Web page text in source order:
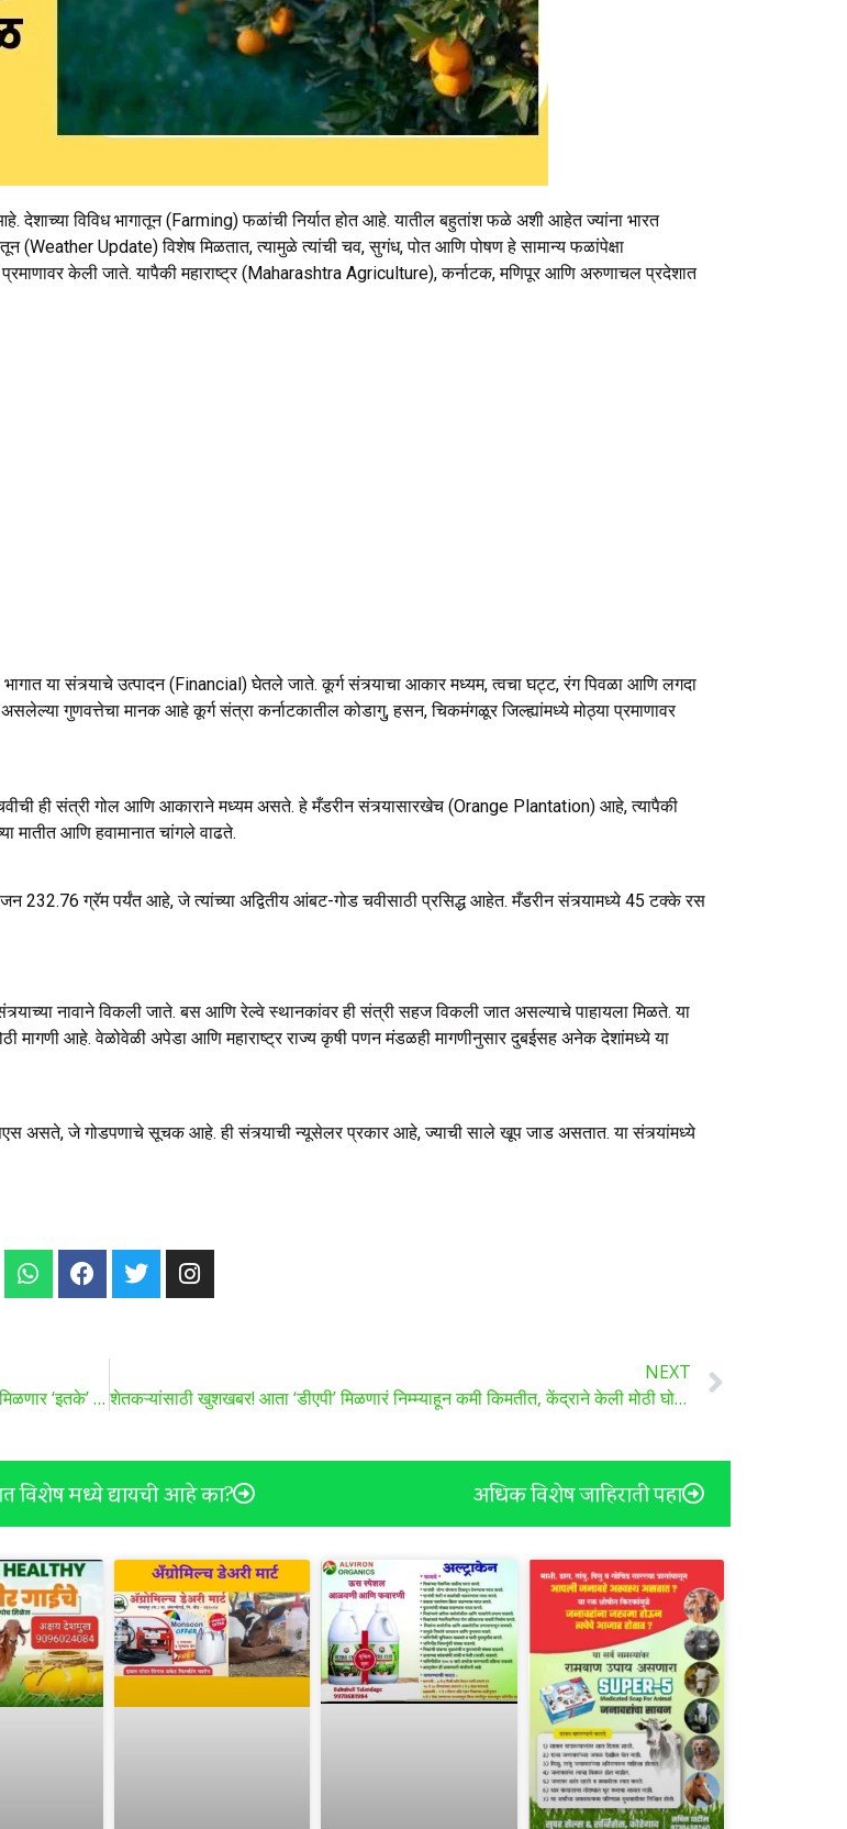
विविध भागातून (Farming) फळांची निर्यात होत आहे. यातील बहुतांश फळे अशी आहेत ज्यांना भारत
(Weather Update) विशेष मिळतात, त्यामुळे त्यांची चव, सुगंध, पोत आणि पोषण हे सामान्य फळांपेक्षा
केली जाते. यापैकी महाराष्ट्र (Maharashtra Agriculture), कर्नाटक, मणिपूर आणि अरुणाचल प्रदेशात
या संत्र्याचे उत्पादन (Financial) घेतले जाते. कूर्ग संत्र्याचा आकार मध्यम, त्वचा घट्ट, रंग पिवळा आणि लगदा
गुणवत्तेचा मानक आहे कूर्ग संत्रा कर्नाटकातील कोडागु, हसन, चिकमंगळूर जिल्ह्यांमध्ये मोठ्या प्रमाणावर
ही संत्री गोल आणि आकाराने मध्यम असते. हे मँडरीन संत्र्यासारखेच (Orange Plantation) आहे, त्यापैकी
मातीत आणि हवामानात चांगले वाढते.
232.76 ग्रॅम पर्यंत आहे, जे त्यांच्या अद्वितीय आंबट-गोड चवीसाठी प्रसिद्ध आहेत. मँडरीन संत्र्यामध्ये 45 टक्के रस
नावाने विकली जाते. बस आणि रेल्वे स्थानकांवर ही संत्री सहज विकली जात असल्याचे पाहायला मिळते. या
मागणी आहे. वेळोवेळी अपेडा आणि महाराष्ट्र राज्य कृषी पणन मंडळही मागणीनुसार दुबईसह अनेक देशांमध्ये या
असते, जे गोडपणाचे सूचक आहे. ही संत्र्याची न्यूसेलर प्रकार आहे, ज्याची साले खूप जाड असतात. या संत्र्यांमध्ये
Ration Card | आता शेतकऱ्यांचा रेशन कार्डवरील शिधा होणार बंद! खात्यात मिळणार ‘इतके’ रुपये, जाणून घ्या कोणाला?
NEXT
शेतकऱ्यांसाठी खुशखबर! आता ‘डीएपी’ मिळणारं निम्म्याहून कमी किमतीत, केंद्राने केली मोठी घोषणा
विशेष मध्ये द्यायची आहे का? अधिक विशेष जाहिराती पहा